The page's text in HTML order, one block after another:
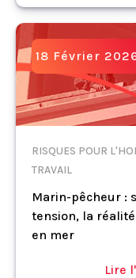
18 Février
RISQUES POUR
TRAVAIL
Marin-pêcheur :
tension, la
en mer
Lire